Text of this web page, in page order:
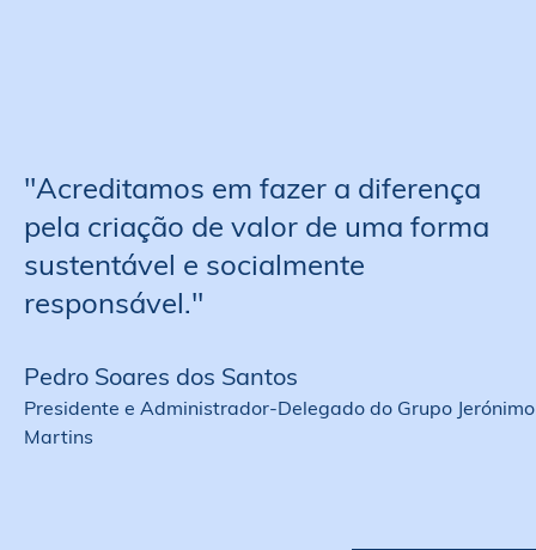
''Acreditamos em fazer a diferença
pela criação de valor de uma forma
sustentável e socialmente
responsável.''
Pedro Soares dos Santos
Presidente e Administrador-Delegado do Grupo Jerónimo
Martins